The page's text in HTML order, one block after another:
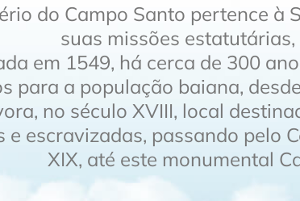
do Campo Santo pertence à
suas missões
em 1549, há cerca de 300
para a população baiana,
no século XVIII, local
e escravizadas, passando pelo
XIX, até este monumental